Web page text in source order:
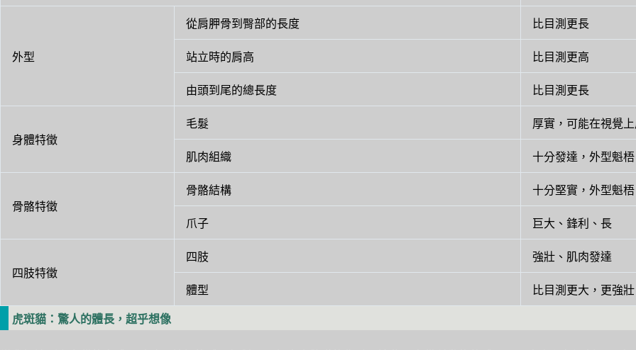
外型
從肩胛骨到臀部的長度 比目測更長
站立時的肩高 比目測更高
由頭到尾的總長度 比目測更長
身體特徵
毛髮 厚實，可能在視覺
肌肉組織 十分發達，外型魁梧
骨骼特徵
骨骼結構 十分堅實，外型魁梧
爪子 巨大、鋒利、長
四肢特徵
四肢 強壯、肌肉發達
體型 比目測更大，更強壯
虎斑貓：驚人的體長，超乎想像